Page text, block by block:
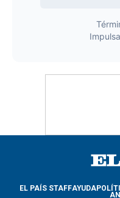
EL PAÍS STAFFAYUDA